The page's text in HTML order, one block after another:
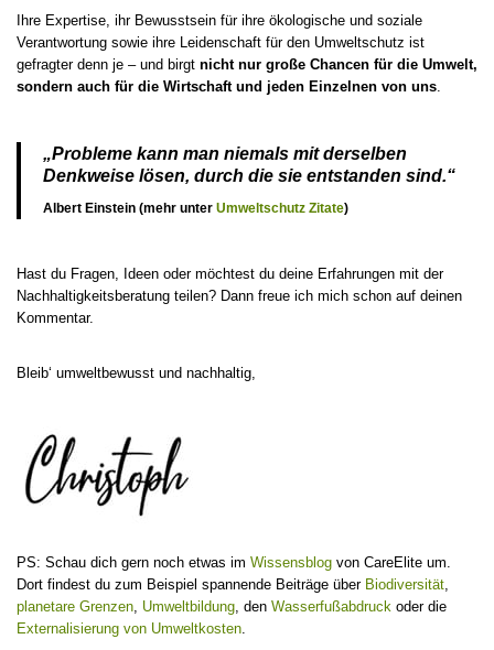
Ihre Expertise, ihr Bewusstsein für ihre ökologische und soziale
Verantwortung sowie ihre Leidenschaft für den Umweltschutz ist
gefragter denn je – und birgt nicht nur große Chancen für die Umwelt,
sondern auch für die Wirtschaft und jeden Einzelnen von uns.
„Probleme kann man niemals mit derselben
Denkweise lösen, durch die sie entstanden sind.“
Albert Einstein (mehr unter Umweltschutz Zitate)
Hast du Fragen, Ideen oder möchtest du deine Erfahrungen mit der
Nachhaltigkeitsberatung teilen? Dann freue ich mich schon auf deinen
Kommentar.
Bleib‘ umweltbewusst und nachhaltig,
PS: Schau dich gern noch etwas im Wissensblog von CareElite um.
Dort findest du zum Beispiel spannende Beiträge über Biodiversität,
planetare Grenzen, Umweltbildung, den Wasserfußabdruck oder die
Externalisierung von Umweltkosten.